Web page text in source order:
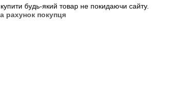
будь-який товар не покидаючи сайту.
рахунок покупця